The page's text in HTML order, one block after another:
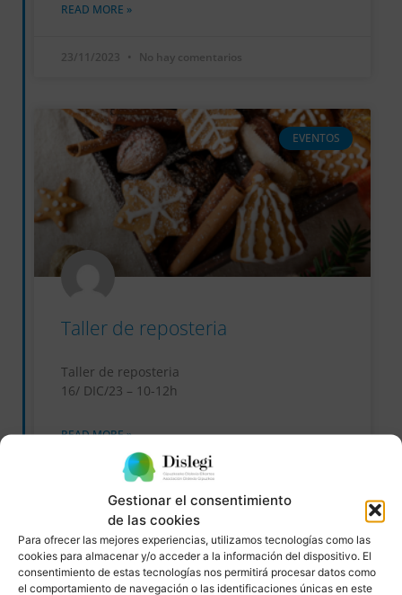
Gestionar el consentimiento
de las cookies
Para ofrecer las mejores experiencias, utilizamos tecnologías como las
cookies para almacenar y/o acceder a la información del dispositivo. El
consentimiento de estas tecnologías nos permitirá procesar datos como
el comportamiento de navegación o las identificaciones únicas en este
READ MORE »
23/11/2023 No hay comentarios
EVENTOS
Taller de reposteria
Taller de reposteria
16/ DIC/23 – 10-12h
READ MORE »
No hay comentarios
EVENTOS